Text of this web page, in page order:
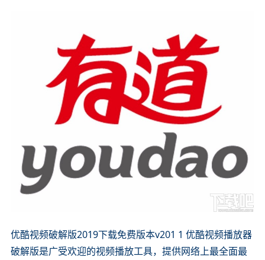
优酷视频破解版2019下载免费版本v201 1 优酷视频播放器
破解版是广受欢迎的视频播放工具，提供网络上最全面最